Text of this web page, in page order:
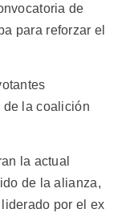
de
para reforzar el
de la coalición
la actual
de la alianza,
por el ex